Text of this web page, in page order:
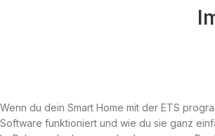
Wenn du dein Smart Home mit der ETS
Software funktioniert und wie du sie ganz